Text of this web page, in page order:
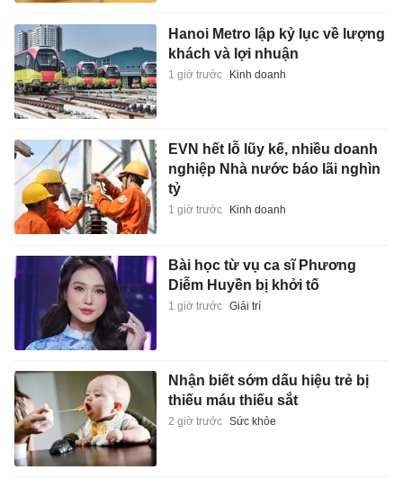
Hanoi Metro lập kỷ lục về lượng
khách và lợi nhuận
1 giờ trước Kinh doanh
EVN hết lỗ lũy kế, nhiều doanh
nghiệp Nhà nước báo lãi nghìn
tỷ
1 giờ trước Kinh doanh
Bài học từ vụ ca sĩ Phương
Diễm Huyền bị khởi tố
1 giờ trước Giải trí
Nhận biết sớm dấu hiệu trẻ bị
thiếu máu thiếu sắt
2 giờ trước Sức khỏe